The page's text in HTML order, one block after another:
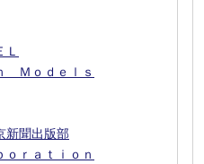
Ｍｏｄｅｌｓ
聞出版部
ｒａｔｉｏｎ